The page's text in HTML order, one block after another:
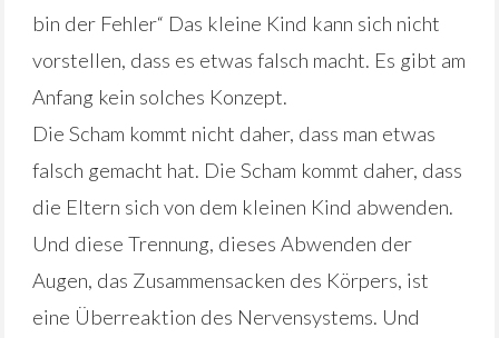
bin der Fehler“ Das kleine Kind kann sich nicht
vorstellen, dass es etwas falsch macht. Es gibt am
Anfang kein solches Konzept.
Die Scham kommt nicht daher, dass man etwas
falsch gemacht hat. Die Scham kommt daher, dass
die Eltern sich von dem kleinen Kind abwenden.
Und diese Trennung, dieses Abwenden der
Augen, das Zusammensacken des Körpers, ist
eine Überreaktion des Nervensystems. Und